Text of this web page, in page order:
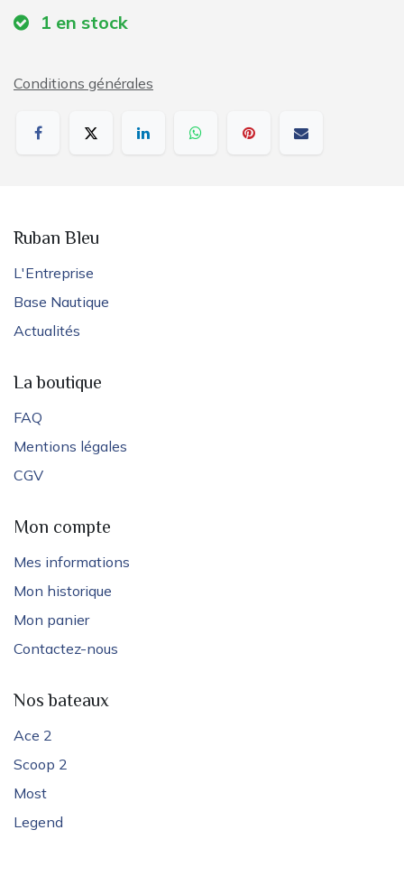
1 en stock
Conditions générales
Ruban Bleu
L'Entreprise
Base Nautique
Actualités
La boutique
FAQ
Mentions légales
CGV
Mon compte
Mes informations
Mon historique
Mon panier
Contactez-nous
Nos bateaux
Ace 2
Scoop 2
Most
Legend